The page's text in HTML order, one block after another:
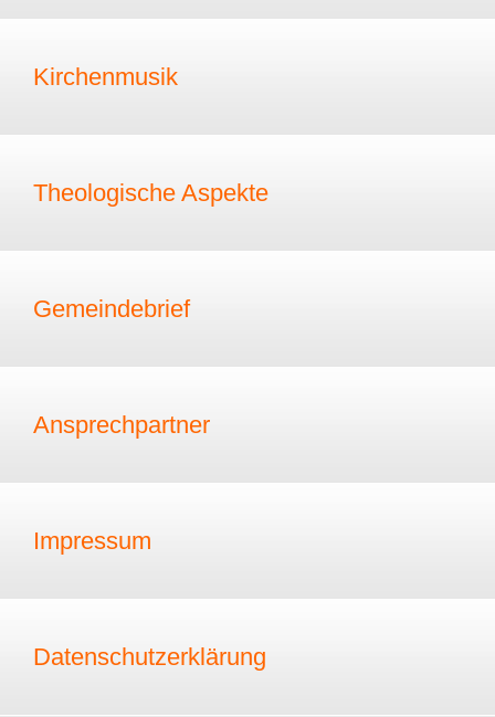
Kirchenmusik
Theologische Aspekte
Gemeindebrief
Ansprechpartner
Impressum
Datenschutzerklärung